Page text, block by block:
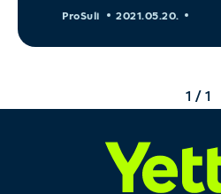
ProSuli 2021.05.20.
1 / 1